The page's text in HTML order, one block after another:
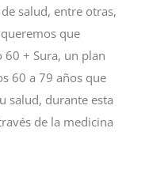
salud, entre otras,
que
+ Sura, un plan
60 a 79 años que
salud, durante esta
de la medicina